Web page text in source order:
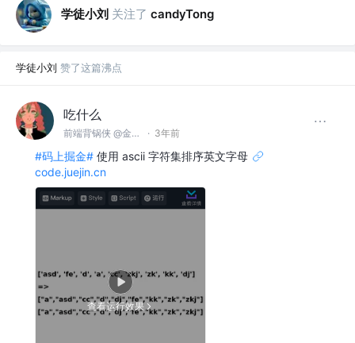
学徒小刘 关注了 candyTong
学徒小刘 赞了这篇沸点
吃什么
前端背锅侠 @金麟岂是池中物 · 3年前
#码上掘金# 使用 ascii 字符集排序英文字母
code.juejin.cn
查看运行效果